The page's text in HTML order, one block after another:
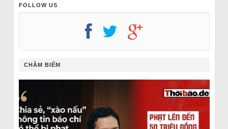
FOLLOW US
CHÂM BIẾM